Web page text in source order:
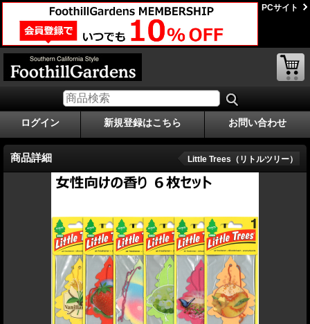
PCサイト
ログイン 新規登録はこちら お問い合わせ
商品詳細 Little Trees（リトルツリー）